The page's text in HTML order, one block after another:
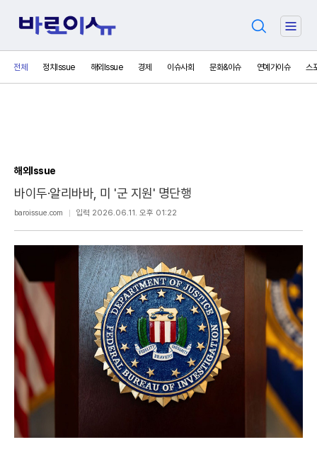
검
주
비
스
전체 정치Issue 해외Issue 경제 이슈사회 문화&이슈 연예가이슈 스
해외Issue
바이두·알리바바, 미 '군 지원' 명단행
baroissue.com 입력 2026.06.11. 오후 01:22
기